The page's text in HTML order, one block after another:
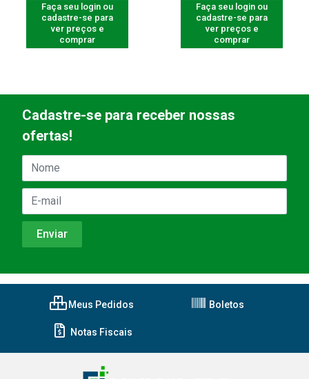
Faça seu login ou
cadastre-se para
ver preços e
comprar
Faça seu login ou
cadastre-se para
ver preços e
comprar
Cadastre-se para receber nossas
ofertas!
Meus Pedidos Boletos
Notas Fiscais